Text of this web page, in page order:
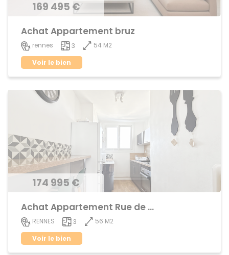
169 495 €
Achat Appartement bruz
rennes 3
54 M2
Voir le bien
174 995 €
Achat Appartement Rue de Nantes
RENNES 3
56 M2
Voir le bien